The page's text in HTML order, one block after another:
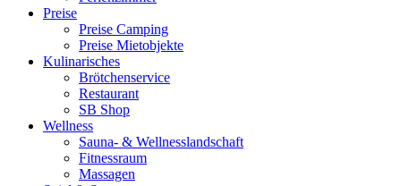
Preise
Preise Camping
Preise Mietobjekte
Kulinarisches
Brötchenservice
Restaurant
SB Shop
Wellness
Sauna- & Wellnesslandschaft
Fitnessraum
Massagen